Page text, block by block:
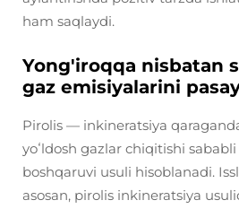
ham saqlaydi.
Yong'iroqqa nisbatan
gaz emisiyalarini
Pirolis — inkineratsiya
yoʻldosh gazlar chiqitishi
boshqaruvi usuli hisoblanadi.
asosan, pirolis inkineratsiya